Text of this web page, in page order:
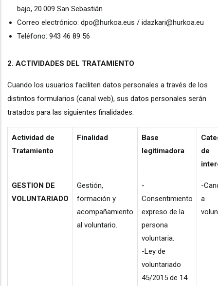
bajo, 20.009 San Sebastián
Correo electrónico: dpo@hurkoa.eus / idazkari@hurkoa.eu
Teléfono: 943 46 89 56
2. ACTIVIDADES DEL TRATAMIENTO
Cuando los usuarios faciliten datos personales a través de los
distintos formularios (canal web), sus datos personales serán
tratados para las siguientes finalidades:
Actividad de
Tratamiento
Finalidad
Base
legitimadora
de
GESTION DE
VOLUNTARIADO
Gestión,
formación y
acompañamiento
al voluntario.
-
Consentimiento
expreso de la
persona
voluntaria.
-Ley de
voluntariado
45/2015 de 14
-
a